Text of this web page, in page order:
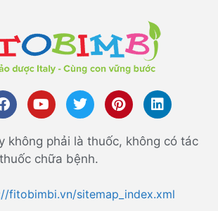
không phải là thuốc, không có tác
chữa bệnh.
fitobimbi.vn/sitemap_index.xml